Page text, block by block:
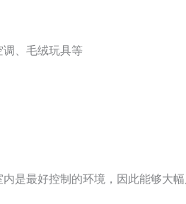
、毛绒玩具等
是最好控制的环境，因此能够大